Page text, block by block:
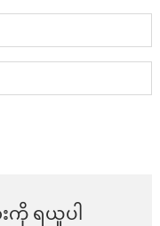
ကို ရယူပါ